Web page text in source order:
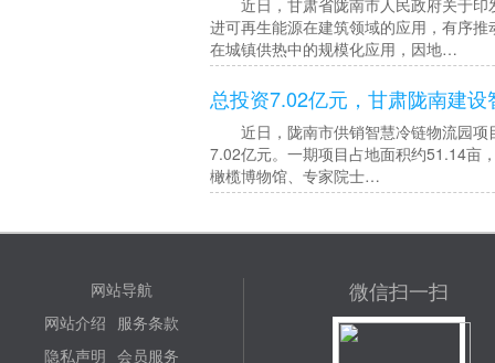
近日，甘肃省陇南市人民政府关于印
进可再生能源在建筑领域的应用，有序
在城镇供热中的规模化应用，因地…
总投资7.02亿元，甘肃陇南建
近日，陇南市供销智慧冷链物流园项
7.02亿元。一期项目占地面积约51.14亩
橄榄博物馆、专家院士…
网站导航
网站介绍 服务条款
隐私声明 会员服务
微信扫一扫